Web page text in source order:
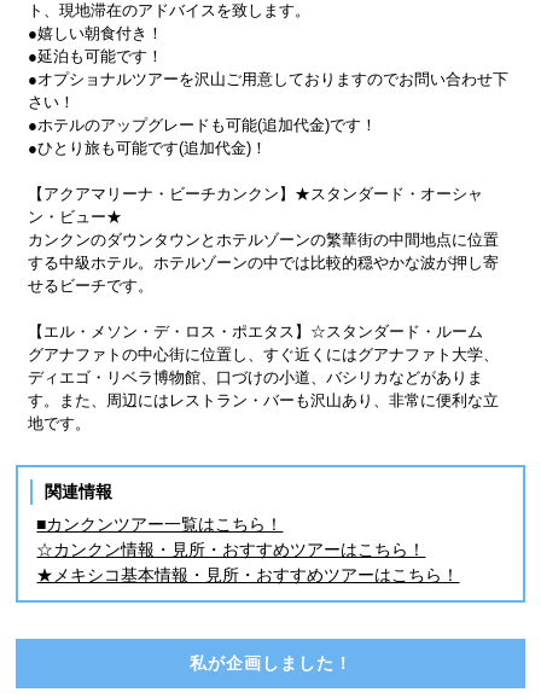
ト、現地滞在のアドバイスを致します。
●嬉しい朝食付き！
●延泊も可能です！
●オプショナルツアーを沢山ご用意しておりますのでお問い合わせ下
さい！
●ホテルのアップグレードも可能(追加代金)です！
●ひとり旅も可能です(追加代金)！
【アクアマリーナ・ビーチカンクン】★スタンダード・オーシャ
ン・ビュー★
カンクンのダウンタウンとホテルゾーンの繁華街の中間地点に位置
する中級ホテル。ホテルゾーンの中では比較的穏やかな波が押し寄
せるビーチです。
【エル・メソン・デ・ロス・ポエタス】☆スタンダード・ルーム
グアナファトの中心街に位置し、すぐ近くにはグアナファト大学、
ディエゴ・リベラ博物館、口づけの小道、バシリカなどがありま
す。また、周辺にはレストラン・バーも沢山あり、非常に便利な立
地です。
関連情報
■カンクンツアー一覧はこちら！
☆カンクン情報・見所・おすすめツアーはこちら！
★メキシコ基本情報・見所・おすすめツアーはこちら！
私が企画しました！